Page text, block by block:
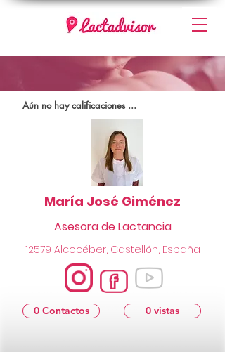
Aún no hay calificaciones ...
0 Contactos
12579 Alcocéber, Castellón, España
María José Giménez
Asesora de Lactancia
0 vistas